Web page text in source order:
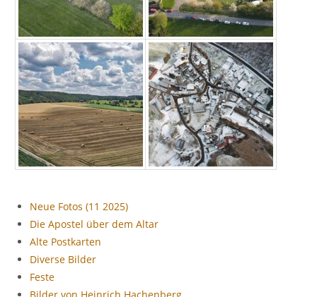
Neue Fotos (11 2025)
Die Apostel über dem Altar
Alte Postkarten
Diverse Bilder
Feste